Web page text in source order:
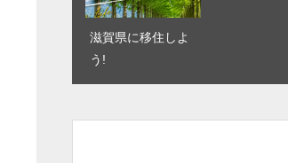
滋賀県に移住しよ
う!
団信って何?